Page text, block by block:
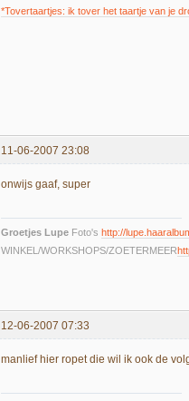
*Tovertaartjes: ik tover het taartje van je
11-06-2007 23:08
onwijs gaaf, super
Groetjes Lupe Foto's http://
WINKEL/WORKSHOPS/ZOETERMEER
12-06-2007 07:33
manlief hier ropet die wil ik ook de